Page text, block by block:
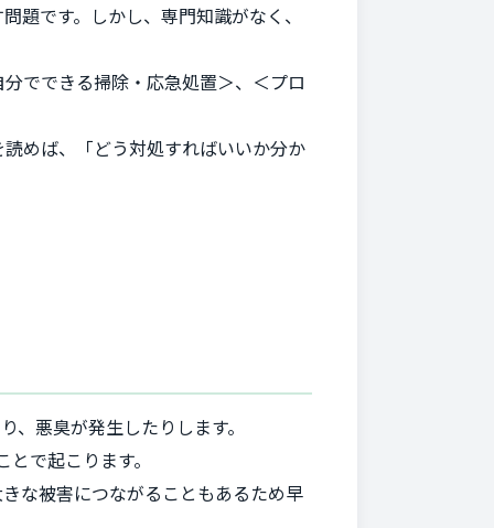
題です。しかし、専門知識がなく、
でできる掃除・応急処置＞、＜プロ
めば、「どう対処すればいいか分か
悪臭が発生したりします。
で起こります。
な被害につながることもあるため早